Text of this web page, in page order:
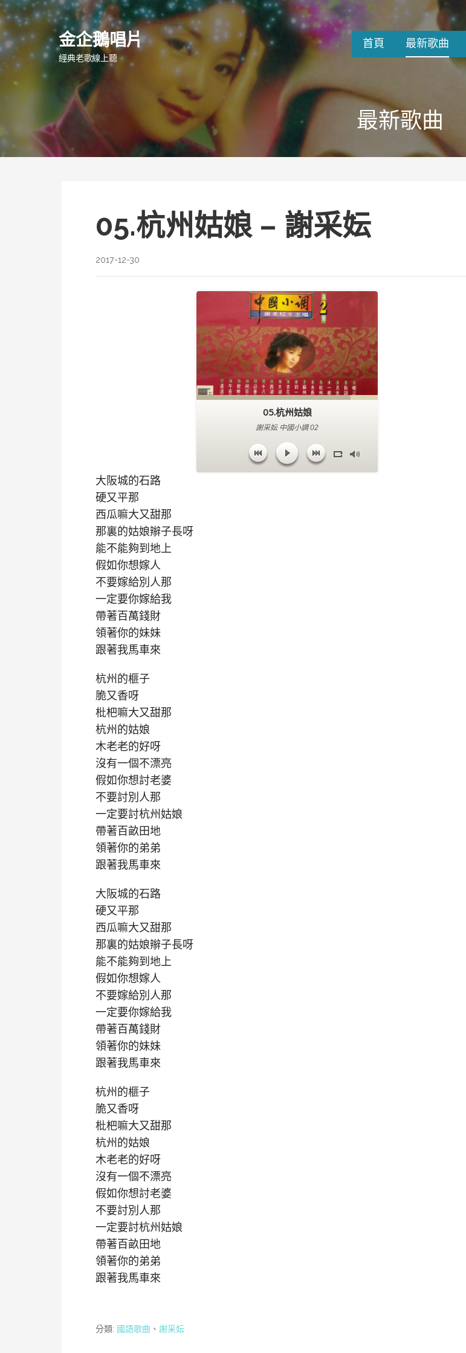
跳
至
主
要
金企鵝唱片
經典老歌線上聽
首頁 最新歌曲
最新歌曲
05.杭州姑娘 – 謝采妘
2017-12-30
05.杭州姑娘
謝采妘 中國小調 02
大阪城的石路
硬又平那
西瓜嘛大又甜那
那裏的姑娘辮子長呀
能不能夠到地上
假如你想嫁人
不要嫁給別人那
一定要你嫁給我
帶著百萬錢財
領著你的妹妹
跟著我馬車來
杭州的榧子
脆又香呀
枇杷嘛大又甜那
杭州的姑娘
木老老的好呀
沒有一個不漂亮
假如你想討老婆
不要討別人那
一定要討杭州姑娘
帶著百畝田地
領著你的弟弟
跟著我馬車來
大阪城的石路
硬又平那
西瓜嘛大又甜那
那裏的姑娘辮子長呀
能不能夠到地上
假如你想嫁人
不要嫁給別人那
一定要你嫁給我
帶著百萬錢財
領著你的妹妹
跟著我馬車來
杭州的榧子
脆又香呀
枇杷嘛大又甜那
杭州的姑娘
木老老的好呀
沒有一個不漂亮
假如你想討老婆
不要討別人那
一定要討杭州姑娘
帶著百畝田地
領著你的弟弟
跟著我馬車來
分類: 國語歌曲 、 謝采妘